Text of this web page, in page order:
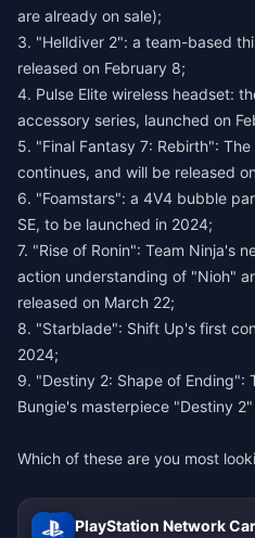
are already on sale);
3. "Helldiver 2": a team-based
released on February 8;
4. Pulse Elite wireless headset:
accessory series, launched on
5. "Final Fantasy 7: Rebirth":
continues, and will be released
6. "Foamstars": a 4V4 bubble
SE, to be launched in 2024;
7. "Rise of Ronin": Team Ninja's
action understanding of "Nioh"
released on March 22;
8. "Starblade": Shift Up's first
2024;
9. "Destiny 2: Shape of Ending":
Bungie's masterpiece "Destiny
Which of these are you most
PlayStation Network